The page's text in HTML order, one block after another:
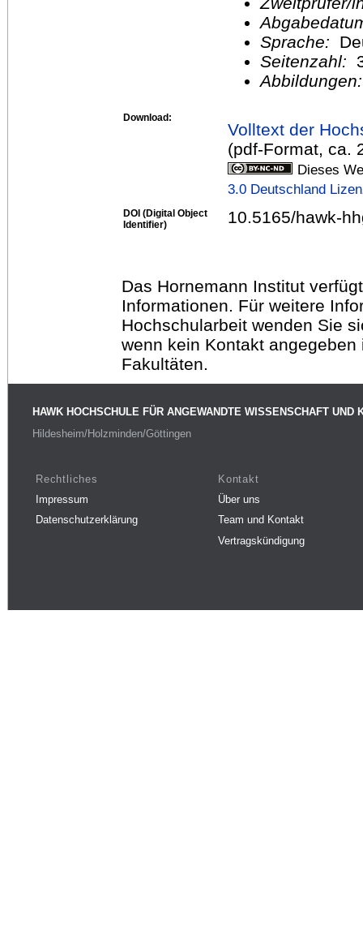
Sprache:
Seitenzahl:
Download:
Volltext der
(pdf-Format, ca.
Dieses
3.0 Deutschland
DOI (Digital Object
Identifier)
10.5165/hawk-
Das Hornemann Institut
Informationen. Für weitere
Hochschularbeit wenden Sie
wenn kein Kontakt
Fakultäten.
HAWK HOCHSCHULE FÜR ANGEWANDTE WISSENSCHAFT UND
Hildesheim/Holzminden/Göttingen
Rechtliches
Impressum
Datenschutzerklärung
Kontakt
Über uns
Team und Kontakt
Vertragskündigung